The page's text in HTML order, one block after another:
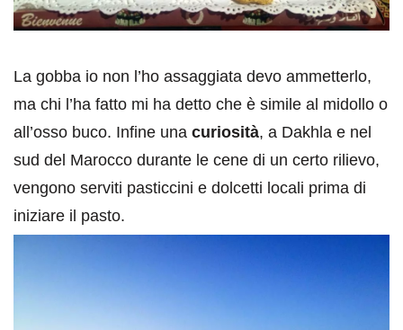
La gobba io non l’ho assaggiata devo ammetterlo,
ma chi l’ha fatto mi ha detto che è simile al midollo o
all’osso buco. Infine una curiosità, a Dakhla e nel
sud del Marocco durante le cene di un certo rilievo,
vengono serviti pasticcini e dolcetti locali prima di
iniziare il pasto.